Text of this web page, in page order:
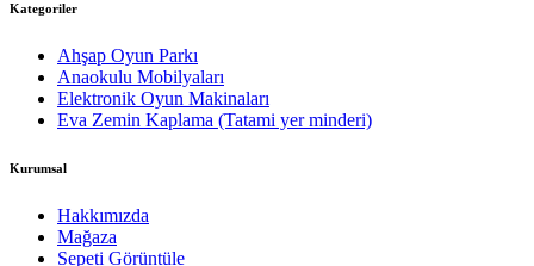
Kategoriler
Ahşap Oyun Parkı
Anaokulu Mobilyaları
Elektronik Oyun Makinaları
Eva Zemin Kaplama (Tatami yer minderi)
Kurumsal
Hakkımızda
Mağaza
Sepeti Görüntüle